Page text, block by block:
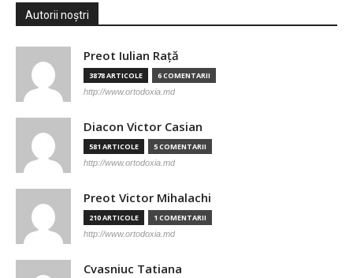
Autorii noștri
Preot Iulian Raţă
3878 ARTICOLE 6 COMENTARII
http://www.ortodoxia.md
Diacon Victor Casian
581 ARTICOLE 5 COMENTARII
http://www.ortodoxia.md
Preot Victor Mihalachi
210 ARTICOLE 1 COMENTARII
http://www.ortodoxia.md
Cvasniuc Tatiana